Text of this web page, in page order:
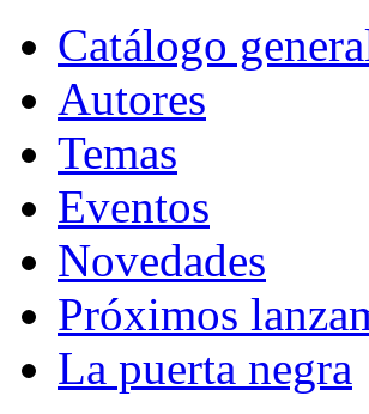
Catálogo
Autores
Temas
Eventos
Novedades
Próximos
La puerta negra